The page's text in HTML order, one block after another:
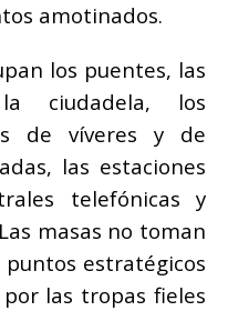
amotinados.
los puentes, las
ciudadela, los
de víveres y de
las estaciones
telefónicas y
masas no toman
estratégicos
las tropas fieles